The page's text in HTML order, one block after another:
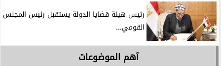
رئيس هيئة قضايا الدولة يستقبل رئيس المجلس
القومي...
آهم الموضوعات